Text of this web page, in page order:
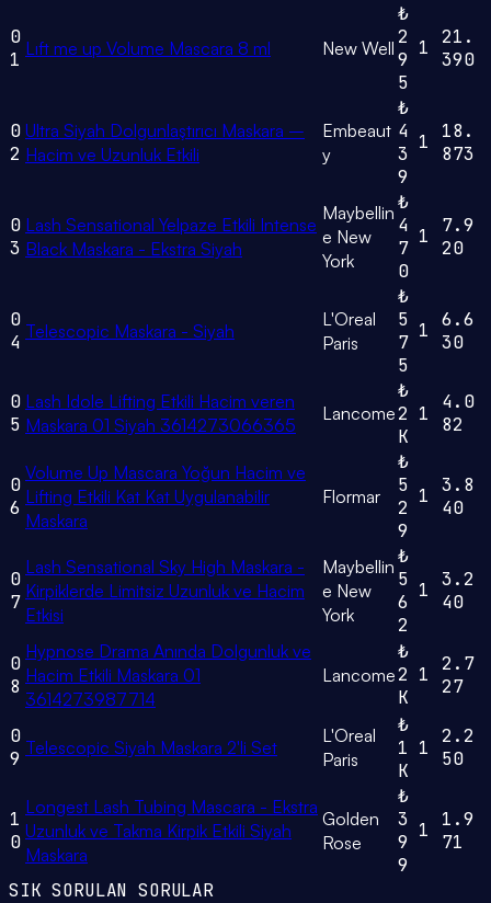
0
1 Lıft me up Volume Mascara 8 ml New Well
₺
2
9
5
1
21.
390
0
2
Ultra Siyah Dolgunlaştırıcı Maskara –
Hacim ve Uzunluk Etkili
Embeaut
y
₺
4
3
9
1
18.
873
0
3
Lash Sensational Yelpaze Etkili Intense
Black Maskara - Ekstra Siyah
Maybellin
e New
York
₺
4
7
0
1
7.9
20
0
4 Telescopic Maskara - Siyah
L'Oreal
Paris
₺
5
7
5
1
6.6
30
0
5
Lash Idole Lifting Etkili Hacim veren
Maskara 01 Siyah 3614273066365
Lancome
₺
2
K
1
4.0
82
0
6
Volume Up Mascara Yoğun Hacim ve
Lifting Etkili Kat Kat Uygulanabilir
Maskara
Flormar
₺
5
2
9
1
3.8
40
0
7
Lash Sensational Sky High Maskara -
Kirpiklerde Limitsiz Uzunluk ve Hacim
Etkisi
Maybellin
e New
York
₺
5
6
2
1
3.2
40
0
8
Hypnose Drama Anında Dolgunluk ve
Hacim Etkili Maskara 01
3614273987714
Lancome
₺
2
K
1
2.7
27
0
9 Telescopic Siyah Maskara 2'li Set
L'Oreal
Paris
₺
1
K
1
2.2
50
1
0
Longest Lash Tubing Mascara - Ekstra
Uzunluk ve Takma Kirpik Etkili Siyah
Maskara
Golden
Rose
₺
3
9
9
1
1.9
71
SIK SORULAN SORULAR